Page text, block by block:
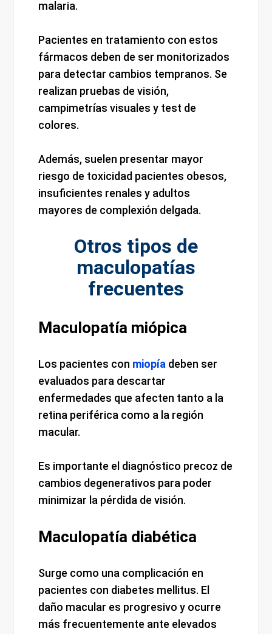
malaria.
Pacientes en tratamiento con estos
fármacos deben de ser monitorizados
para detectar cambios tempranos. Se
realizan pruebas de visión,
campimetrías visuales y test de
colores.
Además, suelen presentar mayor
riesgo de toxicidad pacientes obesos,
insuficientes renales y adultos
mayores de complexión delgada.
Otros tipos de
maculopatías
frecuentes
Maculopatía miópica
Los pacientes con miopía deben ser
evaluados para descartar
enfermedades que afecten tanto a la
retina periférica como a la región
macular.
Es importante el diagnóstico precoz de
cambios degenerativos para poder
minimizar la pérdida de visión.
Maculopatía diabética
Surge como una complicación en
pacientes con diabetes mellitus. El
daño macular es progresivo y ocurre
más frecuentemente ante elevados